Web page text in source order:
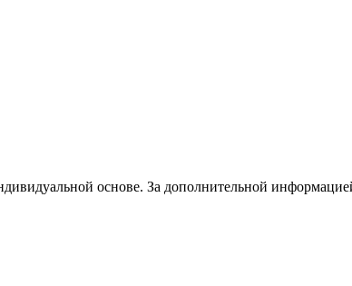
основе. За дополнительной